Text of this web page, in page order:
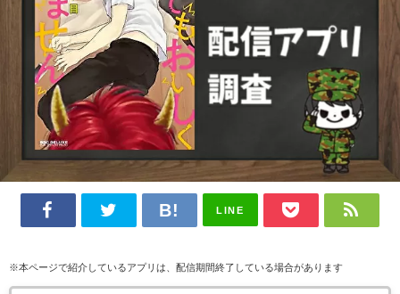
LINE
※本ページで紹介しているアプリは、配信期間終了している場合があります